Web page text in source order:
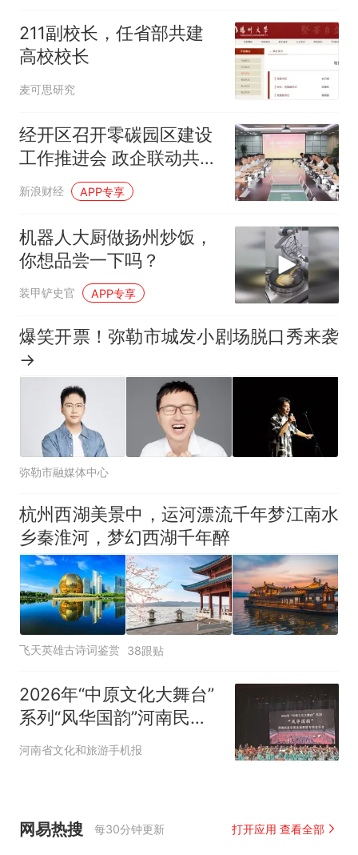
211副校长，任省部共建
高校校长
麦可思研究
经开区召开零碳园区建设
工作推进会 政企联动共绘
绿色发展新蓝图
新浪财经 APP专享
机器人大厨做扬州炒饭，
你想品尝一下吗？
装甲铲史官 APP专享
爆笑开票！弥勒市城发小剧场脱口秀来袭
→
弥勒市融媒体中心
杭州西湖美景中，运河漂流千年梦江南水
乡秦淮河，梦幻西湖千年醉
飞天英雄古诗词鉴赏 38跟贴
2026年“中原文化大舞台”
系列“风华国韵”河南民族
乐团走进鹤壁专场音乐会
河南省文化和旅游手机报
网易热搜 每30分钟更新 打开应用 查看全部